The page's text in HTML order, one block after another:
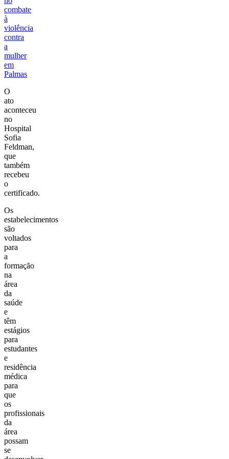
combate
à
violência
contra
a
mulher
em
Palmas
O
ato
aconteceu
no
Hospital
Sofia
Feldman,
que
também
recebeu
o
certificado.
Os
estabelecimentos
são
voltados
para
a
formação
na
área
da
saúde
e
têm
estágios
para
estudantes
e
residência
médica
para
que
os
profissionais
da
área
possam
se